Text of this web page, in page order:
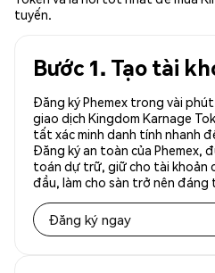
tuyến.
Bước 1. Tạo tài
Đăng ký Phemex trong vài
giao dịch Kingdom Karnage
tất xác minh danh tính nhanh
Đăng ký an toàn của Phemex,
toán dự trữ, giữ cho tài khoản
đầu, làm cho sàn trở nên đáng
Đăng ký ngay